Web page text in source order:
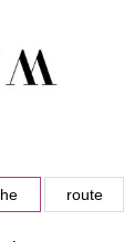
route